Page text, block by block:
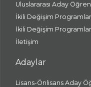
Uluslararası Aday
İkili Değişim
İkili Değişim
İletişim
Adaylar
Lisans-Önlisans Aday